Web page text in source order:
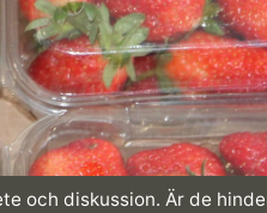
och diskussion. Är de